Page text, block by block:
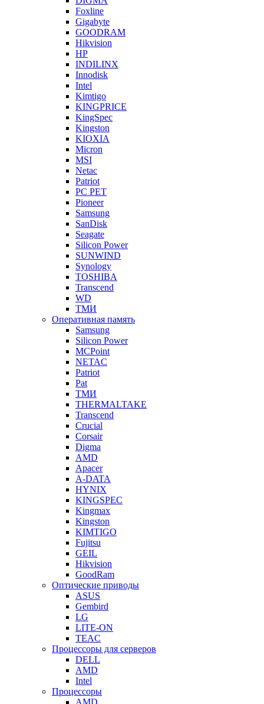
Foxline
Gigabyte
GOODRAM
Hikvision
HP
INDILINX
Innodisk
Intel
Kimtigo
KINGPRICE
KingSpec
Kingston
KIOXIA
Micron
MSI
Netac
Patriot
PC PET
Pioneer
Samsung
SanDisk
Seagate
Silicon Power
SUNWIND
Synology
TOSHIBA
Transcend
WD
ТМИ
Оперативная память
Samsung
Silicon Power
MCPoint
NETAC
Patriot
Pat
ТМИ
THERMALTAKE
Transcend
Crucial
Corsair
Digma
AMD
Apacer
A-DATA
HYNIX
KINGSPEC
Kingmax
Kingston
KIMTIGO
Fujitsu
GEIL
Hikvision
GoodRam
Оптические приводы
ASUS
Gembird
LG
LITE-ON
TEAC
Процессоры для серверов
DELL
AMD
Intel
Процессоры